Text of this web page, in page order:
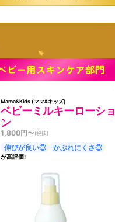
Mama&Kids (ママ&キッズ)
ベビーミルキーローショ
ン
1,800円〜(税抜)
伸びが良い◎ かぶれにくさ◎
が高評価!